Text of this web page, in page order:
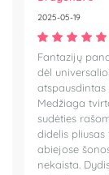
2025-05-19
Fantazijų
dėl
atspausdintas
Medžiaga
sudėties
didelis
abiejose
nekaista.